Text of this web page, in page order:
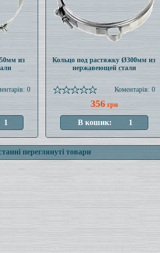
из
0
Кольцо под растяжку Ø300мм из
нержавеющей стали
Коментарів: 0
356грн
переглянуті товари